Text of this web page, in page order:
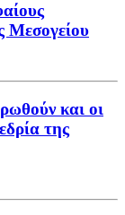
Μεσογείου
και οι
της